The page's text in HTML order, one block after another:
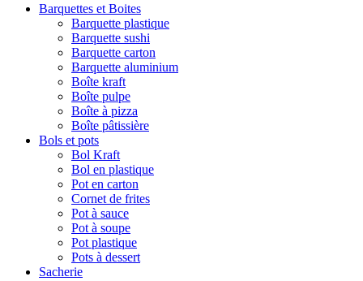
Barquettes et Boites
Barquette plastique
Barquette sushi
Barquette carton
Barquette aluminium
Boîte kraft
Boîte pulpe
Boîte à pizza
Boîte pâtissière
Bols et pots
Bol Kraft
Bol en plastique
Pot en carton
Cornet de frites
Pot à sauce
Pot à soupe
Pot plastique
Pots à dessert
Sacherie